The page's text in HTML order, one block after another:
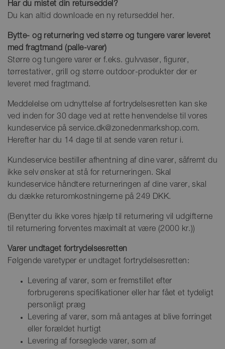
Har du mistet din returseddel?
Du kan altid downloade en ny returseddel her.
Bytte- og returnering ved større og tungere varer leveret
med fragtmand (palle-varer)
Større og tungere varer er f.eks. gulvvaser, figurer,
tørrestativer, grill og større outdoor-produkter der er
leveret med fragtmand.
Meddelelse om udnyttelse af fortrydelsesretten kan ske
ved inden for 30 dage ved at rette henvendelse til vores
kundeservice på service.dk@zonedenmarkshop.com.
Herefter har du 14 dage til at sende varen retur i.
Kundeservice bestiller afhentning af dine varer, såfremt du
ikke selv ønsker at stå for returneringen. Skal
kundeservice håndtere returneringen af dine varer, skal
du dække returomkostningerne på 249 DKK.
(Benytter du ikke vores hjælp til returnering vil udgifterne
til returnering forventes maximalt at være (2000 kr.))
Varer undtaget fortrydelsesretten
Følgende varetyper er undtaget fortrydelsesretten:
Levering af varer, som er fremstillet efter
forbrugerens specifikationer eller har fået et tydeligt
personligt præg
Levering af varer, som må antages at blive forringet
eller forældet hurtigt
Levering af forseglede varer, som af